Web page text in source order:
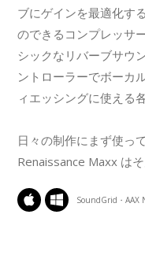
ブにゲインを最適化す
のできるコンプレッサ
シックなリバーブサウ
ントローラーでボーカ
ィエッシングに使える
日々の制作にまず使っ
Renaissance Maxx は
SoundGrid・AAX